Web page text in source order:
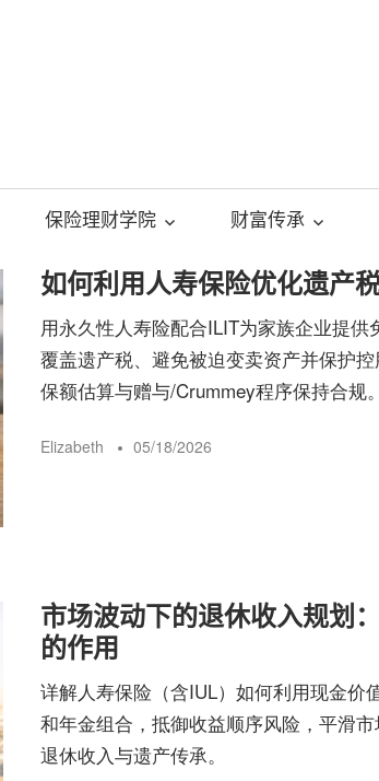
保险理财学院 财富传承
如何利用人寿保险优化遗产
用永久性人寿险配合ILIT为家族企业提供
覆盖遗产税、避免被迫变卖资产并保护
保额估算与赠与/Crummey程序保持合规。
Elizabeth 05/18/2026
市场波动下的退休收入规划
的作用
详解人寿保险（含IUL）如何利用现金价
和年金组合，抵御收益顺序风险，平滑
退休收入与遗产传承。